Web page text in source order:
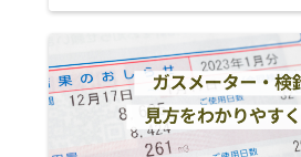
南都留郡忍野
南都留郡鳴沢村
南都留郡富士
口湖町